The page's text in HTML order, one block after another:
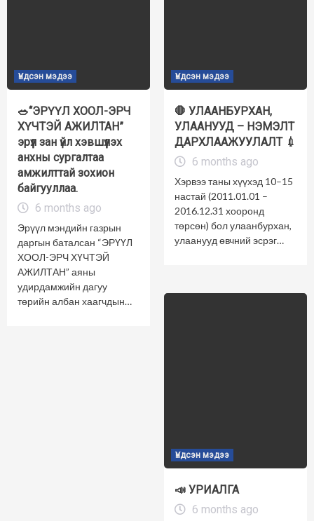
Үндсэн мэдээ
🥗“ЭРҮҮЛ ХООЛ-ЭРЧ
ХҮЧТЭЙ АЖИЛТАН”
эрүүл зан үйл хэвшүүлэх
анхны сургалтаа
амжилттай зохион
байгууллаа.
6 months ago
Эрүүл мэндийн газрын
даргын баталсан “ЭРҮҮЛ
ХООЛ-ЭРЧ ХҮЧТЭЙ
АЖИЛТАН” аяны
удирдамжийн дагуу
төрийн албан хаагчдын…
Үндсэн мэдээ
🛑 УЛААНБУРХАН,
УЛААНУУД – НЭМЭЛТ
ДАРХЛААЖУУЛАЛТ 💉
6 months ago
Хэрвээ таны хүүхэд 10–15
настай (2011.01.01 –
2016.12.31 хооронд
төрсөн) бол улаанбурхан,
улаанууд өвчний эсрэг…
Үндсэн мэдээ
📣 УРИАЛГА
6 months ago